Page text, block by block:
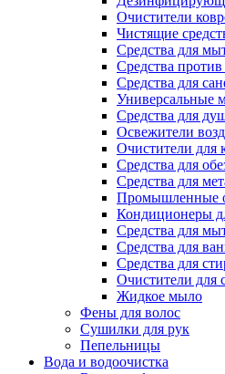
Очистители
Чистящие
Средства для
Средства
Средства для
Универсальные
Средства для
Освежители
Очистители для
Средства для
Средства для
Промышленные
Кондиционеры
Средства для
Средства для
Средства для
Очистители для
Жидкое мыло
Фены для волос
Сушилки для рук
Пепельницы
Вода и водоочистка